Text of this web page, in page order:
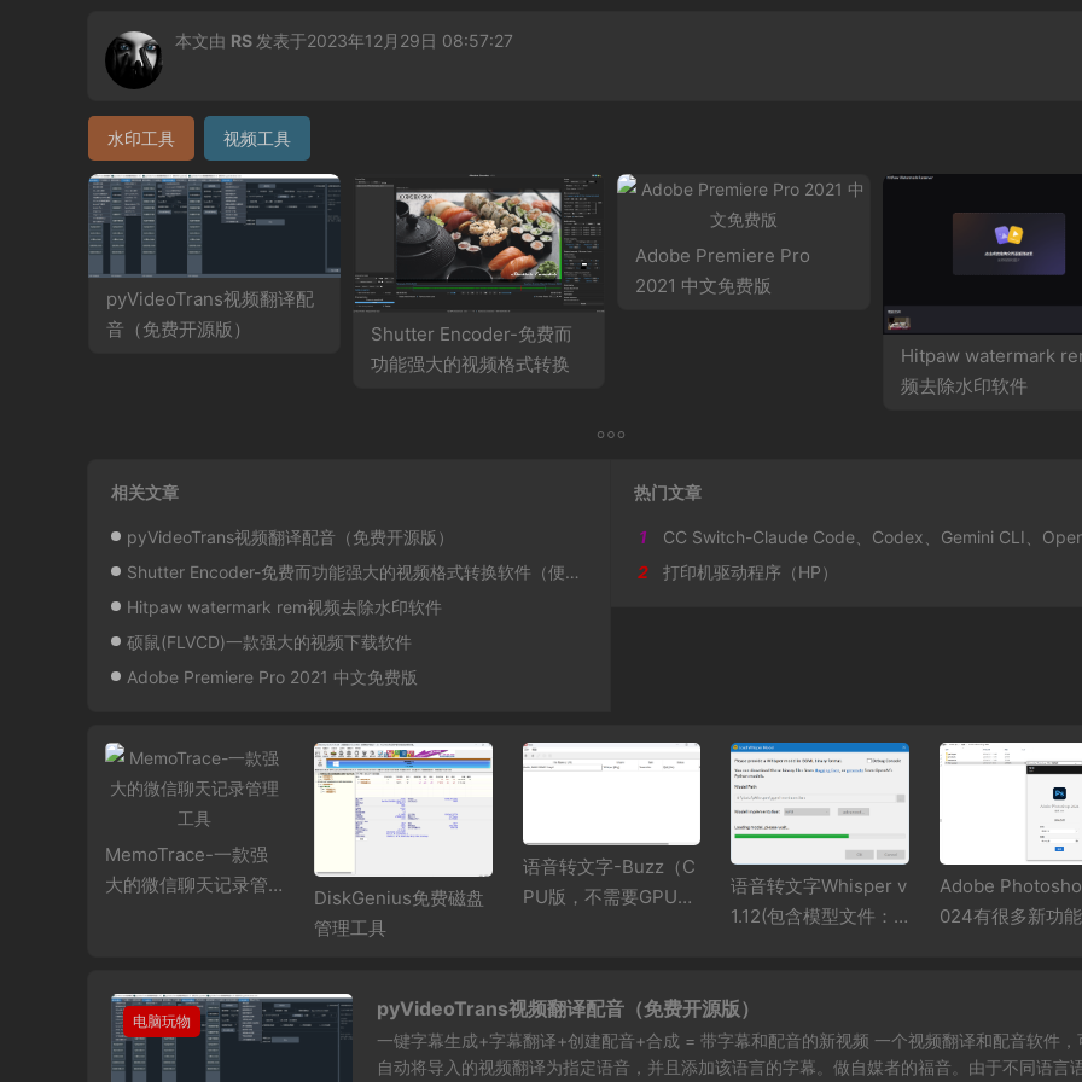
本文由 RS 发表于2023年12月29日 08:57:27
水印工具 视频工具
pyVideoTrans视频翻译配
音（免费开源版）
Shutter Encoder-免费而
功能强大的视频格式转换
Adobe Premiere Pro
2021 中文免费版
Hitpaw watermark
频去除水印软件
相关文章
pyVideoTrans视频翻译配音（免费开源版）
Shutter Encoder-免费而功能强大的视频格式转换软件（便携版）
Hitpaw watermark rem视频去除水印软件
硕鼠(FLVCD)一款强大的视频下载软件
Adobe Premiere Pro 2021 中文免费版
热门文章
1
CC Switch-Claude Code、Codex、Gemini CLI、OpenCode、OpenClaw 和 Hermes Agent 的全方位管理工
2
打印机驱动程序（HP）
MemoTrace-一款强
大的微信聊天记录管
DiskGenius免费磁盘
管理工具
语音转文字-Buzz（C
PU版，不需要GPU支
语音转文字Whisper v
1.12(包含模型文件：g
Adobe
024有很多新功能
电脑玩物
pyVideoTrans视频翻译配音（免费开源版）
一键字幕生成+字幕翻译+创建配音+合成 = 带字幕和配音的新视频 一个视频翻译和配音软件，
自动将导入的视频翻译为指定语音，并且添加该语言的字幕。做自媒者的福音。由于不同语言